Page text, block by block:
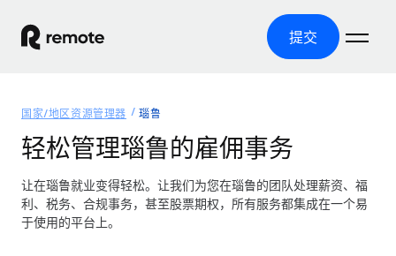
提交
产品
全球招聘
全球薪资管理
轻松运行合规薪资
覆盖全球
资源
国家/地区资源管理器 瑙鲁
轻松管理瑙鲁的雇佣事务
让在瑙鲁就业变得轻松。让我们为您在瑙鲁的团队处理薪资、福
利、税务、合规事务，甚至股票期权，所有服务都集成在一个易
于使用的平台上。